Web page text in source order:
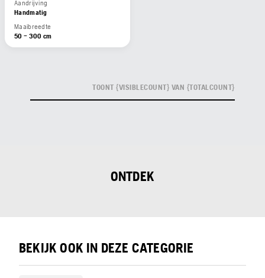
Aandrijving
Handmatig
Maaibreedte
50 – 300 cm
TOONT {VISIBLECOUNT} VAN {TOTALCOUNT}
ONTDEK
BEKIJK OOK IN DEZE CATEGORIE